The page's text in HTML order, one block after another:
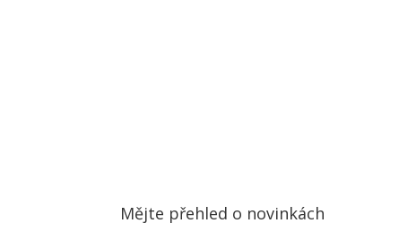
Mějte přehled o novinkách